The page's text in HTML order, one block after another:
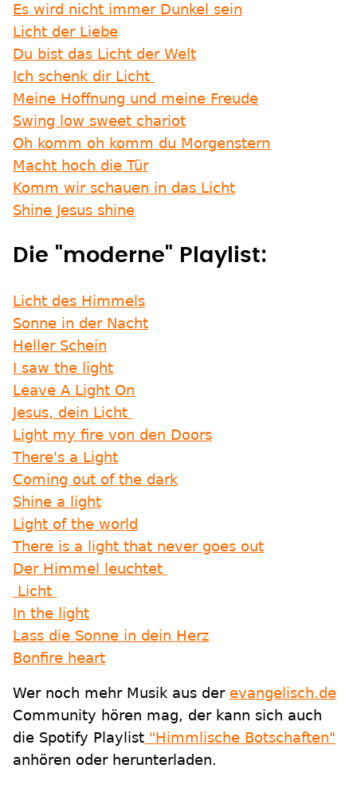
Es wird nicht immer Dunkel sein
Licht der Liebe
Du bist das Licht der Welt
Ich schenk dir Licht
Meine Hoffnung und meine Freude
Swing low sweet chariot
Oh komm oh komm du Morgenstern
Macht hoch die Tür
Komm wir schauen in das Licht
Shine Jesus shine
Die "moderne" Playlist:
Licht des Himmels
Sonne in der Nacht
Heller Schein
I saw the light
Leave A Light On
Jesus, dein Licht
Light my fire von den Doors
There's a Light
Coming out of the dark
Shine a light
Light of the world
There is a light that never goes out
Der Himmel leuchtet
Licht
In the light
Lass die Sonne in dein Herz
Bonfire heart
Wer noch mehr Musik aus der evangelisch.de
Community hören mag, der kann sich auch
die Spotify Playlist "Himmlische Botschaften"
anhören oder herunterladen.